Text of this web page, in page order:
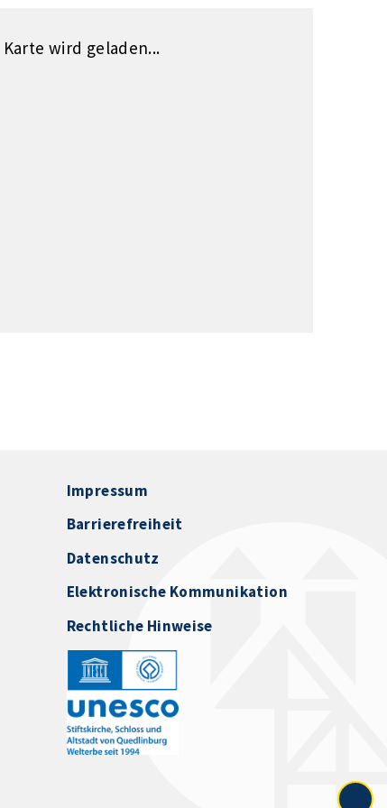
Karte wird geladen...
Impressum
Barrierefreiheit
Datenschutz
Elektronische Kommunikation
Rechtliche Hinweise